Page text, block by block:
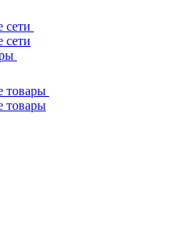
сети
сети
товары
товары